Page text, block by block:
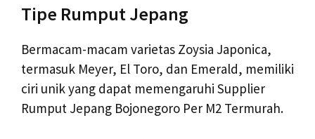
Tipe Rumput Jepang
Bermacam-macam varietas Zoysia Japonica,
termasuk Meyer, El Toro, dan Emerald, memiliki
ciri unik yang dapat memengaruhi Supplier
Rumput Jepang Bojonegoro Per M2 Termurah.